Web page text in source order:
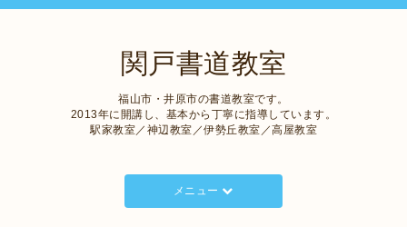
関戸書道教室
福山市・井原市の書道教室です。
2013年に開講し、基本から丁寧に指導しています。
駅家教室／神辺教室／伊勢丘教室／高屋教室
メニュー